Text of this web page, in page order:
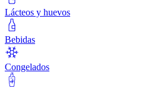
Lácteos y huevos
Bebidas
Congelados